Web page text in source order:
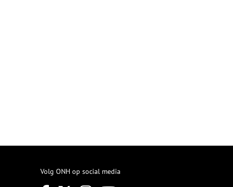
Volg ONH op social media